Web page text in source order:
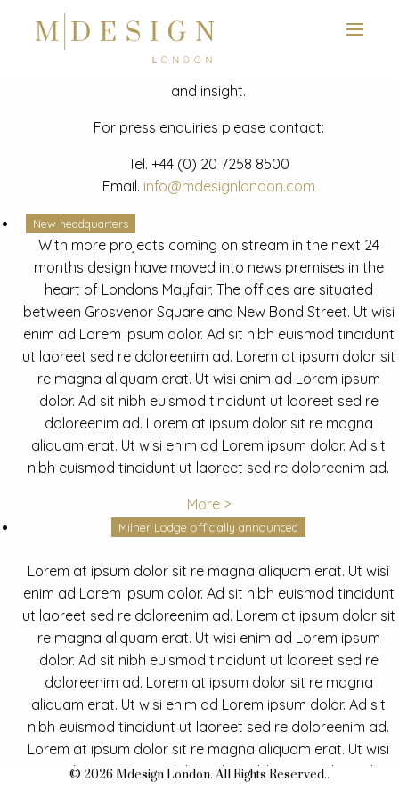
News
Latest mdesign development project and advisory news
and insight.
For press enquiries please contact:
Tel. +44 (0) 20 7258 8500
Email. info@mdesignlondon.com
New headquarters
With more projects coming on stream in the next 24
months design have moved into news premises in the
heart of Londons Mayfair. The offices are situated
between Grosvenor Square and New Bond Street. Ut wisi
enim ad Lorem ipsum dolor. Ad sit nibh euismod tincidunt
ut laoreet sed re doloreenim ad. Lorem at ipsum dolor sit
re magna aliquam erat. Ut wisi enim ad Lorem ipsum
dolor. Ad sit nibh euismod tincidunt ut laoreet sed re
doloreenim ad. Lorem at ipsum dolor sit re magna
aliquam erat. Ut wisi enim ad Lorem ipsum dolor. Ad sit
nibh euismod tincidunt ut laoreet sed re doloreenim ad.
More >
Milner Lodge officially announced
Lorem at ipsum dolor sit re magna aliquam erat. Ut wisi
enim ad Lorem ipsum dolor. Ad sit nibh euismod tincidunt
ut laoreet sed re doloreenim ad. Lorem at ipsum dolor sit
re magna aliquam erat. Ut wisi enim ad Lorem ipsum
dolor. Ad sit nibh euismod tincidunt ut laoreet sed re
doloreenim ad. Lorem at ipsum dolor sit re magna
aliquam erat. Ut wisi enim ad Lorem ipsum dolor. Ad sit
nibh euismod tincidunt ut laoreet sed re doloreenim ad.
Lorem at ipsum dolor sit re magna aliquam erat. Ut wisi
enim ad Lorem ipsum dolor. Ad sit nibh euismod tincidunt
© 2026 Mdesign London. All Rights Reserved..